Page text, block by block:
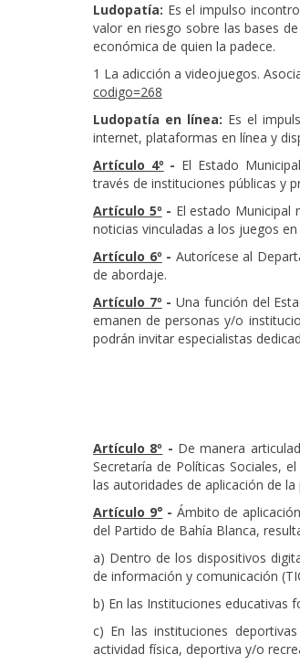
Ludopatía: Es el impulso
valor en riesgo sobre las bases
económica de quien la padece.
1 La adicción a videojuegos.
codigo=268
Ludopatía en línea: Es el
internet, plataformas en línea y
Artículo 4º - El Estado
través de instituciones públicas y
Artículo 5º - El estado Municipal
noticias vinculadas a los juegos
Artículo 6º - Autorícese al
de abordaje.
Artículo 7º - Una función del
emanen de personas y/o
podrán invitar especialistas
Artículo 8º - De manera
Secretaría de Políticas Sociales,
las autoridades de aplicación de la
Artículo 9° - Ámbito de
del Partido de Bahía Blanca,
a) Dentro de los dispositivos
de información y comunicación
b) En las Instituciones educativas
c) En las instituciones
actividad física, deportiva y/o